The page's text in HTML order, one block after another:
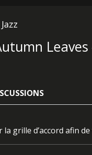
grille d’accord afin